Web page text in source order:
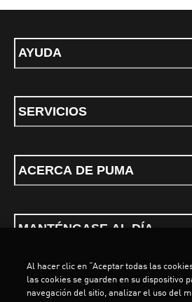
AYUDA
SERVICIOS
ACERCA DE PUMA
MANTÉNGASE AL DÍA
Al hacer clic en “Aceptar todas las
las cookies se guarden en su dispositivo
navegación del sitio, analizar el uso del